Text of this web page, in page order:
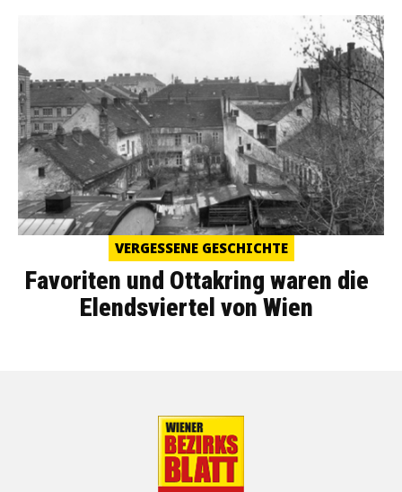
VERGESSENE GESCHICHTE
Favoriten und Ottakring waren die
Elendsviertel von Wien